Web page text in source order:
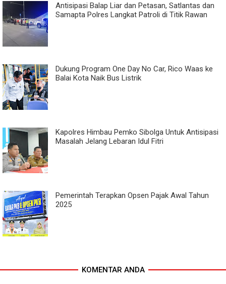
Antisipasi Balap Liar dan Petasan, Satlantas dan
Samapta Polres Langkat Patroli di Titik Rawan
Dukung Program One Day No Car, Rico Waas ke
Balai Kota Naik Bus Listrik
Kapolres Himbau Pemko Sibolga Untuk Antisipasi
Masalah Jelang Lebaran Idul Fitri
Pemerintah Terapkan Opsen Pajak Awal Tahun
2025
KOMENTAR ANDA